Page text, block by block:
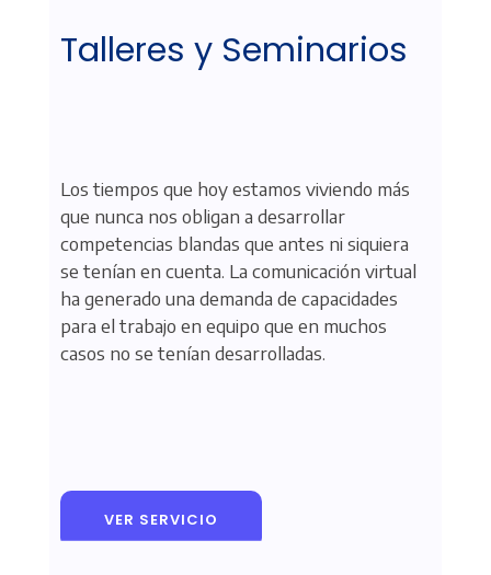
Talleres y Seminarios
Los tiempos que hoy estamos viviendo más
que nunca nos obligan a desarrollar
competencias blandas que antes ni siquiera
se tenían en cuenta. La comunicación virtual
ha generado una demanda de capacidades
para el trabajo en equipo que en muchos
casos no se tenían desarrolladas.
VER SERVICIO